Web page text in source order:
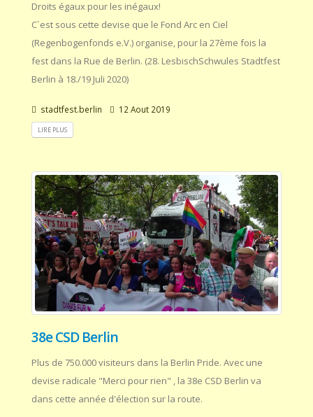
Droits égaux pour les inégaux!
C´est sous cette devise que le Fond Arc en Ciel
(Regenbogenfonds e.V.) organise, pour la 27ème fois la
fest dans la Rue de Berlin. (28. LesbischSchwules Stadtfest
Berlin à 18./19 Juli 2020)
stadtfest.berlin 12 Aout 2019
LIRE PLUS
38e CSD Berlin
Plus de 750.000 visiteurs dans la Berlin Pride. Avec une
devise radicale "Merci pour rien" , la 38e CSD Berlin va
dans cette année d'élection sur la route.